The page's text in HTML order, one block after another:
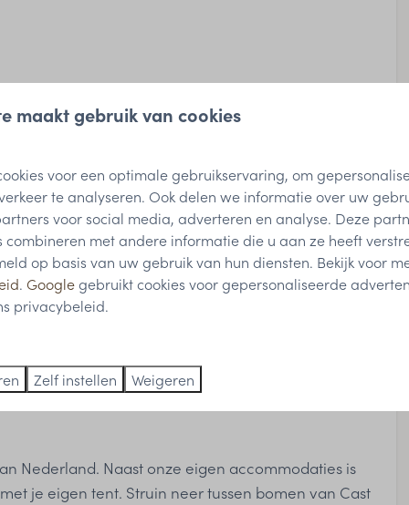
uit zonder al te ver van huis te gaan? Op ons
plekje van Nederland om te overnachten. Een
waar auto’s niet zijn toegestaan en je bent
vogels.
Nederland. Naast onze eigen accommodaties is
je eigen tent. Struin neer tussen bomen van Cast
maakt gebruik van cookies
voor een optimale gebruikservaring, om
te analyseren. Ook delen we informatie over uw
voor social media, adverteren en analyse. Deze
combineren met andere informatie die u aan ze heeft
op basis van uw gebruik van hun diensten. Bekijk voor
. Googlegebruikt cookies voor gepersonaliseerde
privacybeleid.
Zelf instellen Weigeren